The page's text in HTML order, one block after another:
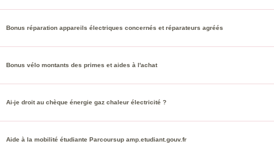
Bonus réparation appareils électriques concernés et réparateurs agréés
Bonus vélo montants des primes et aides à l'achat
Ai-je droit au chèque énergie gaz chaleur électricité ?
Aide à la mobilité étudiante Parcoursup amp.etudiant.gouv.fr